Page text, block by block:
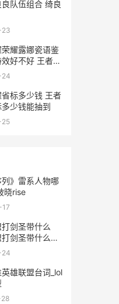
队伍组合 绮良
耀露娜瓷语鉴
好不好 王者荣
称号
标多少钱 王者
少钱能抽到
列》雷系人物哪
晓rise
打剑圣带什么
剑圣带什么装
雄联盟台词_lol